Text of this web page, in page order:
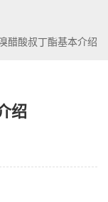
醋酸叔丁酯基本介绍
绍